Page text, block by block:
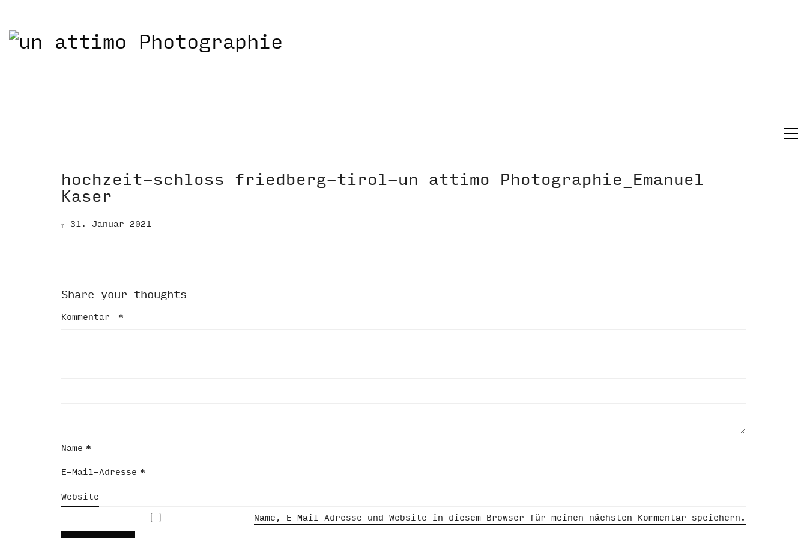
hochzeit-schloss friedberg-tirol-un attimo Photographie_Emanuel
Kaser
31. Januar 2021
Share your thoughts
Kommentar *
Name *
E-Mail-Adresse *
Website
Name, E-Mail-Adresse und Website in diesem Browser für meinen nächsten Kommentar speichern.